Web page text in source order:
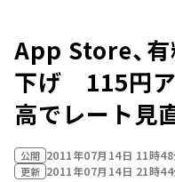
App Store、
下げ 115円
高でレート見
公開 2011年07月14日 11時48
更新 2011年07月14日 21時44